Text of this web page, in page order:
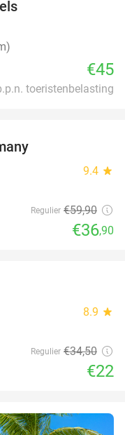
€45
toeristenbelasting
9.4 star
Regulier €59,90
€36,90
8.9 star
Regulier €34,50
€22